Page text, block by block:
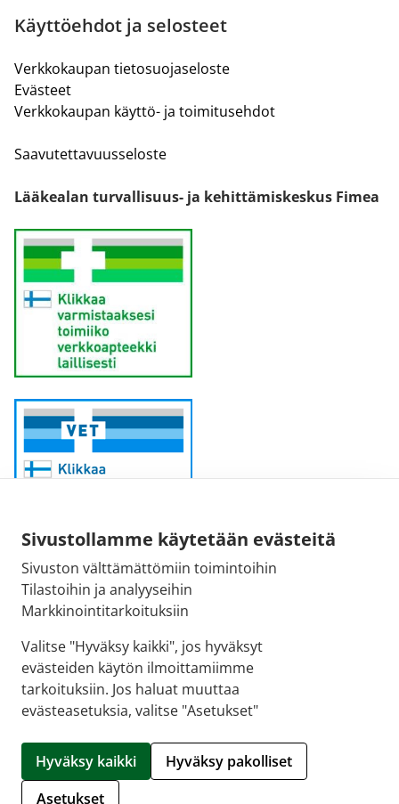
Sivustollamme käytetään evästeitä
Sivuston välttämättömiin toimintoihin
Tilastoihin ja analyyseihin
Markkinointitarkoituksiin
Valitse "Hyväksy kaikki", jos hyväksyt
evästeiden käytön ilmoittamiimme
tarkoituksiin. Jos haluat muuttaa
evästeasetuksia, valitse "Asetukset"
Hyväksy kaikki
Hyväksy pakolliset
Asetukset
Käyttöehdot ja selosteet
Verkkokaupan tietosuojaseloste
Evästeet
Verkkokaupan käyttö- ja toimitusehdot
Saavutettavuusseloste
Lääkealan turvallisuus- ja kehittämiskeskus Fimea
Sähköpostiosoite:
kirjaamo@fimea.fi
Fimean vaihde:
029 522 3341
Hallitse evästeitä